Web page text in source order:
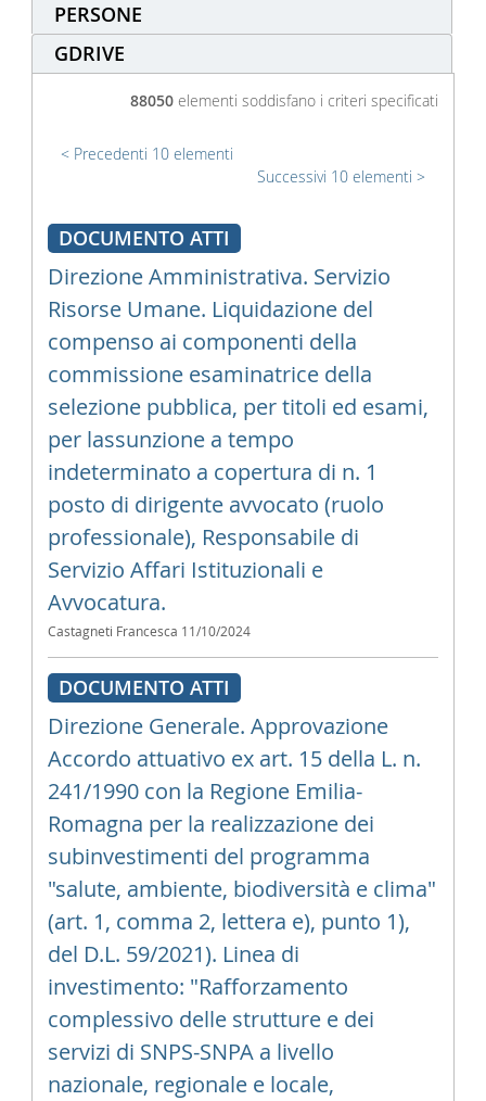
PERSONE
GDRIVE
88050 elementi soddisfano i criteri specificati
Precedenti 10 elementi
Successivi 10 elementi
DOCUMENTO ATTI
Direzione Amministrativa. Servizio
Risorse Umane. Liquidazione del
compenso ai componenti della
commissione esaminatrice della
selezione pubblica, per titoli ed esami,
per lassunzione a tempo
indeterminato a copertura di n. 1
posto di dirigente avvocato (ruolo
professionale), Responsabile di
Servizio Affari Istituzionali e
Avvocatura.
Castagneti Francesca 11/10/2024
DOCUMENTO ATTI
Direzione Generale. Approvazione
Accordo attuativo ex art. 15 della L. n.
241/1990 con la Regione Emilia-
Romagna per la realizzazione dei
subinvestimenti del programma
"salute, ambiente, biodiversità e clima"
(art. 1, comma 2, lettera e), punto 1),
del D.L. 59/2021). Linea di
investimento: "Rafforzamento
complessivo delle strutture e dei
servizi di SNPS-SNPA a livello
nazionale, regionale e locale,